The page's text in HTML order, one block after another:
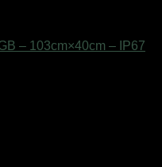
– 103cm×40cm – IP67